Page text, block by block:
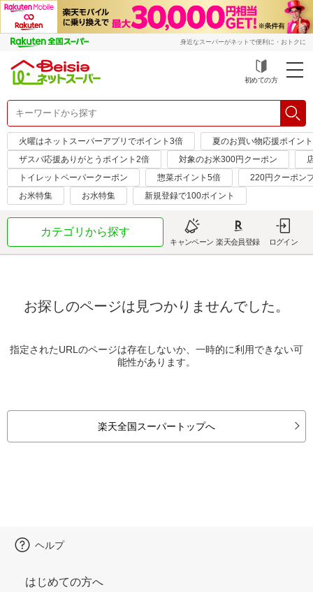
身近なスーパーがネットで便利に・おトクに
初めての方
火曜はネットスーパーアプリでポイント3倍
夏のお買い物応援ポイン
ザスパ応援ありがとうポイント2倍
対象のお米300円クーポン
トイレットペーパークーポン
惣菜ポイント5倍
220円クーポン
お米特集
お水特集 新規登録で100ポイント
カテゴリから探す
キャンペーン 楽天会員登録 ログイン
お探しのページは見つかりませんでした。
指定されたURLのページは存在しないか、一時的に利用できない可
能性があります。
楽天全国スーパートップへ
ヘルプ
はじめての方へ